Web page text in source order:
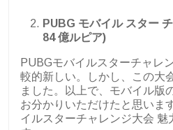
PUBG モバイル スター
84 億ルピア)
PUBGモバイルスターチャレ
較的新しい。しかし、この大
ました。以上で、モバイル版
お分かりいただけたと思いま
イルスターチャレンジ大会 魅